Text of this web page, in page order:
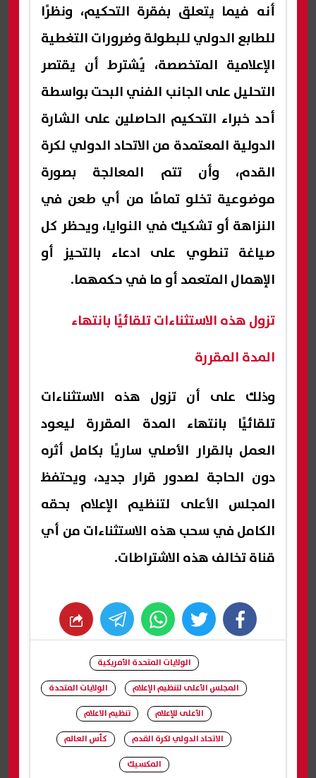
أنه فيما يتعلق بفقرة التحكيم، ونظرًا
للطابع الدولي للبطولة وضرورات التغطية
الإعلامية المتخصصة، يُشترط أن يقتصر
التحليل على الجانب الفني البحت بواسطة
أحد خبراء التحكيم الحاصلين على الشارة
الدولية المعتمدة من الاتحاد الدولي لكرة
القدم، وأن تتم المعالجة بصورة
موضوعية تخلو تمامًا من أي طعن في
النزاهة أو تشكيك في النوايا، ويحظر كل
صياغة تنطوي على ادعاء بالتحيز أو
الإهمال المتعمد أو ما في حكمهما.
تزول هذه الاستثناءات تلقائيًا بانتهاء
المدة المقررة
وذلك على أن تزول هذه الاستثناءات
تلقائيًا بانتهاء المدة المقررة ليعود
العمل بالقرار الأصلي ساريًا بكامل أثره
دون الحاجة لصدور قرار جديد، ويحتفظ
المجلس الأعلى لتنظيم الإعلام بحقه
الكامل في سحب هذه الاستثناءات من أي
قناة تخالف هذه الاشتراطات.
facebook
twitter
whats
الولايات المتحدة الأمريكية
المجلس الأعلى لتنظيم الإعلام
الولايات المتحدة
الأعلى للإعلام
تنظيم الاعلام
الاتحاد الدولي لكرة القدم
كأس العالم
المكسيك